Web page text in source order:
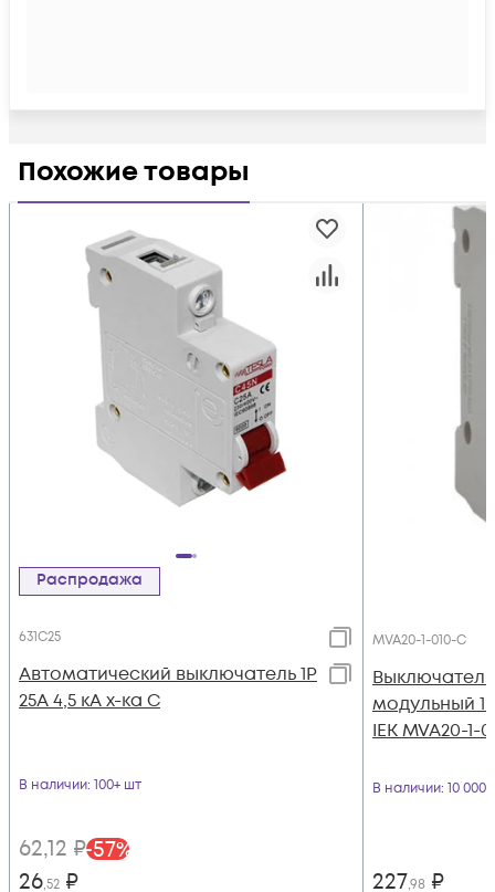
Похожие товары
Распродажа
631C25
Автоматический выключатель 1Р
25А 4,5 кА х-ка С
В наличии: 100+ шт
62,12 ₽-57%
26,52 ₽
MVA20-1-010-C
модульный
IEK MVA20-1-
В наличии: 10
227,98 ₽